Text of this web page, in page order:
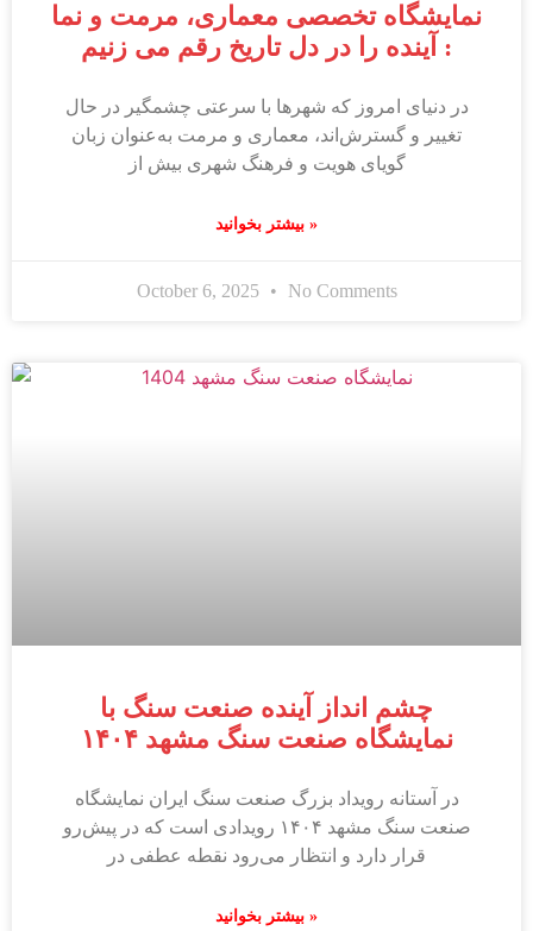
نمایشگاه تخصصی معماری، مرمت و نما
: آینده را در دل تاریخ رقم می زنیم
در دنیای امروز که شهرها با سرعتی چشمگیر در حال
تغییر و گسترش‌اند، معماری و مرمت به‌عنوان زبان
گویای هویت و فرهنگ شهری بیش از
بیشتر بخوانید »
October 6, 2025 No Comments
چشم ‌انداز آینده صنعت سنگ با
نمایشگاه صنعت سنگ مشهد ۱۴۰۴
در آستانه رویداد بزرگ صنعت سنگ ایران نمایشگاه
صنعت سنگ مشهد ۱۴۰۴ رویدادی است که در پیش‌رو
قرار دارد و انتظار می‌رود نقطه عطفی در
بیشتر بخوانید »